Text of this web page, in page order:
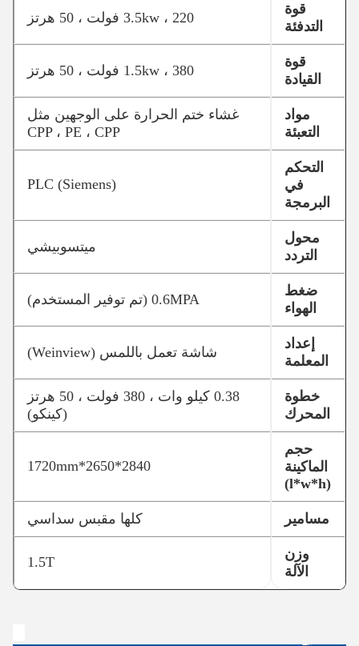
قوة
التدفئة
3.5kw ، 220 فولت ، 50 هرتز
قوة
القيادة
1.5kw ، 380 فولت ، 50 هرتز
مواد
التعبئة
غشاء ختم الحرارة على الوجهين مثل
CPP ، PE ، CPP
التحكم
في
البرمجة
PLC (Siemens)
محول
التردد
ميتسوبيشي
ضغط
الهواء
0.6MPA (تم توفير المستخدم)
إعداد
المعلمة
شاشة تعمل باللمس (Weinview)
خطوة
المحرك
0.38 كيلو وات ، 380 فولت ، 50 هرتز
(كينكو)
حجم
الماكينة
(l*w*h)
2840*2650*1720mm
مسامير كلها مقبس سداسي
وزن
الآلة
1.5T